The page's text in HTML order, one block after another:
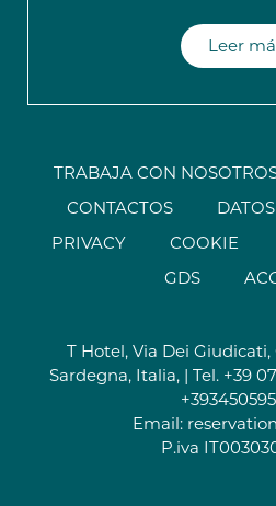
Leer
TRABAJA CON
CONTACTOS
PRIVACY
COOKIE
GDS
T Hotel, Via Dei Giudicati,
Sardegna, Italia, | Tel. +39
Email:
P.iva